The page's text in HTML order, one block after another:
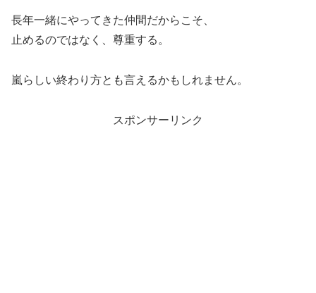
長年一緒にやってきた仲間だからこそ、
止めるのではなく、尊重する。
嵐らしい終わり方とも言えるかもしれません。
スポンサーリンク